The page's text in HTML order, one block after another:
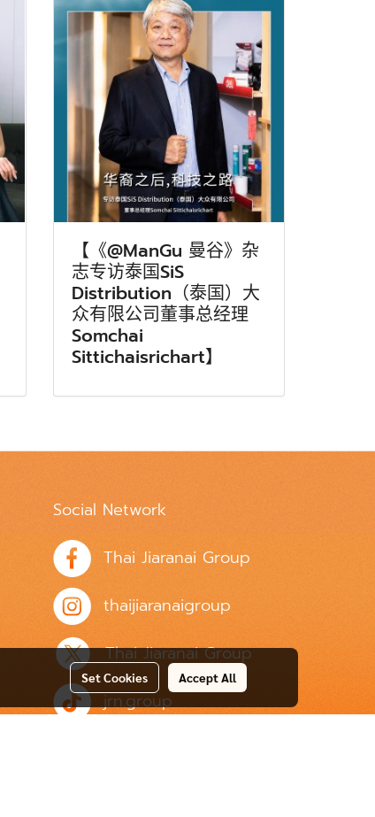
【《@ManGu 曼谷》杂
志专访泰国SiS
Distribution（泰国）大
众有限公司董事总经理
Somchai
Sittichaisrichart】
Social Network
Thai Jiaranai Group
thaijiaranaigroup
Thai Jiaranai Group
jrn.group
Set Cookies Accept All